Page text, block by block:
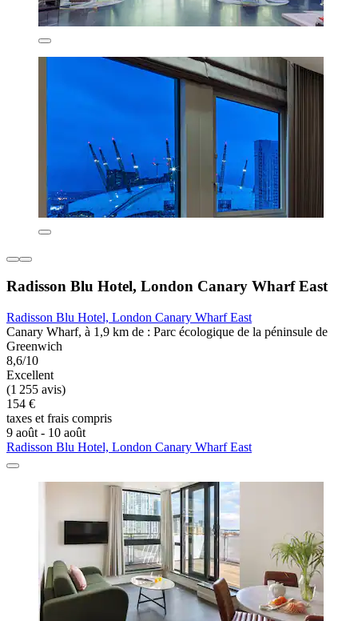
Radisson Blu Hotel, London Canary Wharf East
Radisson Blu Hotel, London Canary Wharf East
Canary Wharf, à 1,9 km de : Parc écologique de la péninsule de
Greenwich
8,6/10
Excellent
(1 255 avis)
154 €
taxes et frais compris
9 août - 10 août
Radisson Blu Hotel, London Canary Wharf East